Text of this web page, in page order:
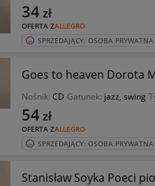
OFERTA ZALLEGRO
34 zł
SPRZEDAJĄCY: OSOBA PRYWATNA
Goes to heaven Dorota
Nośnik: CD Gatunek: jazz, swing
OFERTA ZALLEGRO
54 zł
SPRZEDAJĄCY: OSOBA PRYWATNA
Stanisław Soyka Poeci